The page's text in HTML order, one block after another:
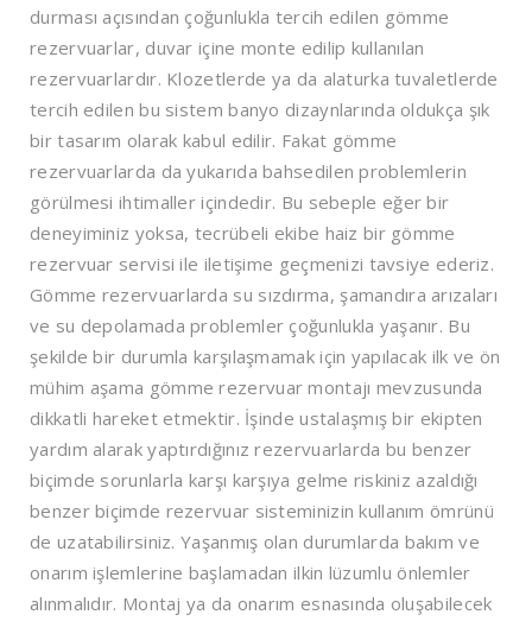
durması açısından çoğunlukla tercih edilen gömme
rezervuarlar, duvar içine monte edilip kullanılan
rezervuarlardır. Klozetlerde ya da alaturka tuvaletlerde
tercih edilen bu sistem banyo dizaynlarında oldukça şık
bir tasarım olarak kabul edilir. Fakat gömme
rezervuarlarda da yukarıda bahsedilen problemlerin
görülmesi ihtimaller içindedir. Bu sebeple eğer bir
deneyiminiz yoksa, tecrübeli ekibe haiz bir gömme
rezervuar servisi ile iletişime geçmenizi tavsiye ederiz.
Gömme rezervuarlarda su sızdırma, şamandıra arızaları
ve su depolamada problemler çoğunlukla yaşanır. Bu
şekilde bir durumla karşılaşmamak için yapılacak ilk ve ön
mühim aşama gömme rezervuar montajı mevzusunda
dikkatli hareket etmektir. İşinde ustalaşmış bir ekipten
yardım alarak yaptırdığınız rezervuarlarda bu benzer
biçimde sorunlarla karşı karşıya gelme riskiniz azaldığı
benzer biçimde rezervuar sisteminizin kullanım ömrünü
de uzatabilirsiniz. Yaşanmış olan durumlarda bakım ve
onarım işlemlerine başlamadan ilkin lüzumlu önlemler
alınmalıdır. Montaj ya da onarım esnasında oluşabilecek